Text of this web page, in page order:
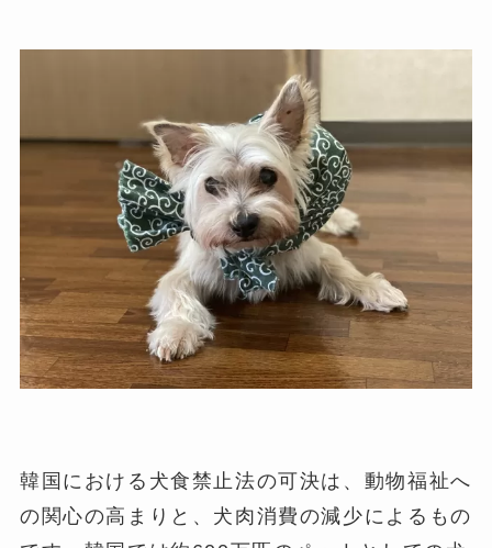
韓国における犬食禁止法の可決は、動物福祉へ
の関心の高まりと、犬肉消費の減少によるもの